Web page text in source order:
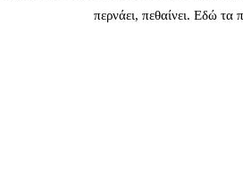
περνάει, πεθαίνει. Εδώ